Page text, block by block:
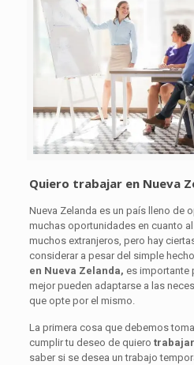
Quiero trabajar en Nueva
Nueva Zelanda es un país lleno de
muchas oportunidades en cuanto
muchos extranjeros, pero hay
considerar a pesar del simple
en Nueva Zelanda, es importante
mejor pueden adaptarse a las
que opte por el mismo.
La primera cosa que debemos
cumplir tu deseo de quiero
saber si se desea un trabajo